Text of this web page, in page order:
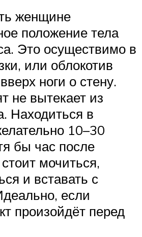
женщине
положение тела
Это осуществимо в
или облокотив
ноги о стену.
не вытекает из
Находиться в
10–30
бы час после
мочиться,
и вставать с
если
произойдёт перед